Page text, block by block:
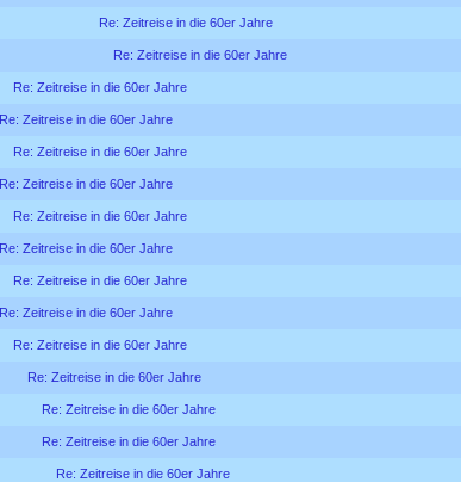
Re: Zeitreise in die 60er Jahre
Re: Zeitreise in die 60er Jahre
Re: Zeitreise in die 60er Jahre
Re: Zeitreise in die 60er Jahre
Re: Zeitreise in die 60er Jahre
Re: Zeitreise in die 60er Jahre
Re: Zeitreise in die 60er Jahre
Re: Zeitreise in die 60er Jahre
Re: Zeitreise in die 60er Jahre
Re: Zeitreise in die 60er Jahre
Re: Zeitreise in die 60er Jahre
Re: Zeitreise in die 60er Jahre
Re: Zeitreise in die 60er Jahre
Re: Zeitreise in die 60er Jahre
Re: Zeitreise in die 60er Jahre